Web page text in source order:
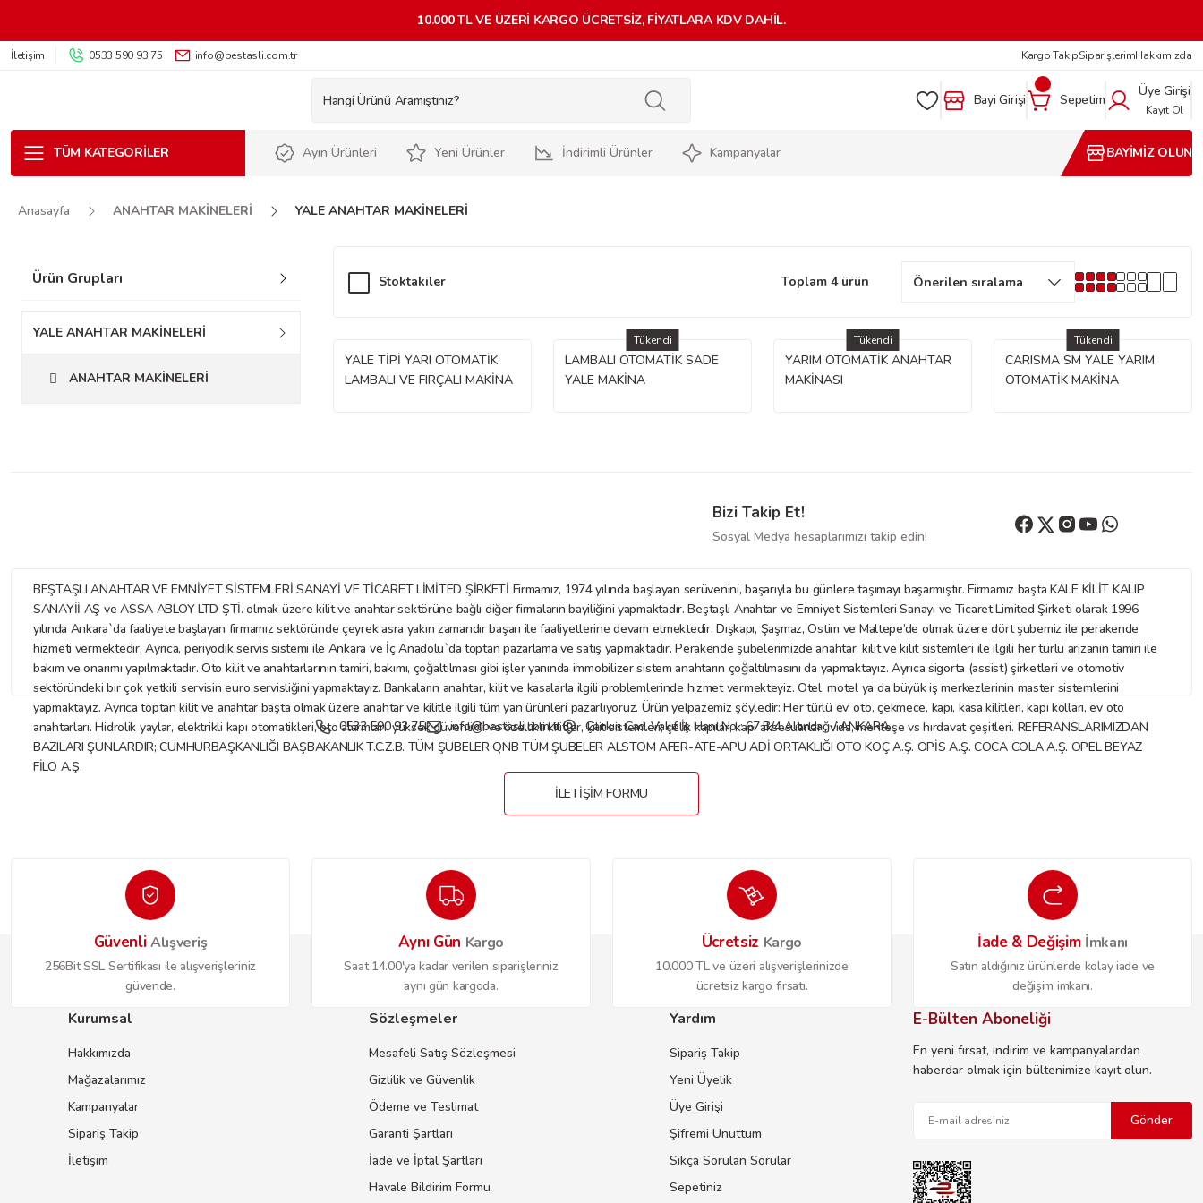
10.000 TL VE ÜZERİ KARGO ÜCRETSİZ, FİYATLARA KDV DAHİL.
İletişim 0533 590 93 75 info@bestasli.com.tr Kargo TakipSiparişlerimHakkımızda
Bayi Girişi Sepetim
Üye Girişi
Kayıt Ol
TÜM KATEGORILER Ayın Ürünleri Yeni Ürünler İndirimli Ürünler Kampanyalar BAYİMİZ OLUN
Anasayfa ANAHTAR MAKİNELERİ YALE ANAHTAR MAKİNELERİ
Ürün Grupları
YALE ANAHTAR MAKİNELERİ
ANAHTAR MAKİNELERİ
Stoktakiler Toplam 4 ürün
YALE TİPİ YARI OTOMATİK
LAMBALI VE FIRÇALI MAKİNA
Tükendi
LAMBALI OTOMATİK SADE
YALE MAKİNA
Tükendi
YARIM OTOMATİK ANAHTAR
MAKİNASI
Tükendi
CARISMA SM YALE YARIM
OTOMATİK MAKİNA
Bizi Takip Et!
Sosyal Medya hesaplarımızı takip edin!
BEŞTAŞLI ANAHTAR VE EMNİYET SİSTEMLERİ SANAYİ VE TİCARET LİMİTED ŞİRKETİ Firmamız, 1974 yılında başlayan serüvenini, başarıyla bu günlere taşımayı başarmıştır. Firmamız başta KALE KİLİT KALIP
SANAYİİ AŞ ve ASSA ABLOY LTD ŞTİ. olmak üzere kilit ve anahtar sektörüne bağlı diğer firmaların bayiliğini yapmaktadır. Beştaşlı Anahtar ve Emniyet Sistemleri Sanayi ve Ticaret Limited Şirketi olarak 1996
yılında Ankara`da faaliyete başlayan firmamız sektöründe çeyrek asra yakın zamandır başarı ile faaliyetlerine devam etmektedir. Dışkapı, Şaşmaz, Ostim ve Maltepe’de olmak üzere dört şubemiz ile perakende
hizmeti vermektedir. Ayrıca, periyodik servis sistemi ile Ankara ve İç Anadolu`da toptan pazarlama ve satış yapmaktadır. Perakende şubelerimizde anahtar, kilit ve kilit sistemleri ile ilgili her türlü arızanın tamiri ile
bakım ve onarımı yapılmaktadır. Oto kilit ve anahtarlarının tamiri, bakımı, çoğaltılması gibi işler yanında immobilizer sistem anahtarın çoğaltılmasını da yapmaktayız. Ayrıca sigorta (assist) şirketleri ve otomotiv
sektöründeki bir çok yetkili servisin euro servisliğini yapmaktayız. Bankaların anahtar, kilit ve kasalarla ilgili problemlerinde hizmet vermekteyiz. Otel, motel ya da büyük iş merkezlerinin master sistemlerini
yapmaktayız. Ayrıca toptan kilit ve anahtar başta olmak üzere anahtar ve kilitle ilgili tüm yan ürünleri pazarlıyoruz. Ürün yelpazemiz şöyledir: Her türlü ev, oto, çekmece, kapı, kasa kilitleri, kapı kolları, ev oto
anahtarları. Hidrolik yaylar, elektrikli kapı otomatikleri, oto alarmları, yüksek güvenlikli ve özellikli kilitler, kilit sistemleri; çelik kapılar, kapı aksesuarları, vida, menteşe vs hırdavat çeşitleri. REFERANSLARIMIZDAN
BAZILARI ŞUNLARDIR; CUMHURBAŞKANLIĞI BAŞBAKANLIK T.C.Z.B. TÜM ŞUBELER QNB TÜM ŞUBELER ALSTOM AFER-ATE-APU ADİ ORTAKLIĞI OTO KOÇ A.Ş. OPİS A.Ş. COCA COLA A.Ş. OPEL BEYAZ
FİLO A.Ş.
0533 590 93 75 info@bestasli.com.tr Çankırı Cad. Vakıf İş Hanı No : 67 B/4 Altındağ / ANKARA
İLETİŞİM FORMU
GüvenliAlışveriş
256Bit SSL Sertifikası ile alışverişleriniz
güvende.
Aynı Gün Kargo
Saat 14.00'ya kadar verilen siparişleriniz
aynı gün kargoda.
Ücretsiz Kargo
10.000 TL ve üzeri alışverişlerinizde
ücretsiz kargo fırsatı.
İade & Değişim İmkanı
Satın aldığınız ürünlerde kolay iade ve
değişim imkanı.
Kurumsal
Hakkımızda
Mağazalarımız
Kampanyalar
Sipariş Takip
İletişim
Sözleşmeler
Mesafeli Satış Sözleşmesi
Gizlilik ve Güvenlik
Ödeme ve Teslimat
Garanti Şartları
İade ve İptal Şartları
Havale Bildirim Formu
Yardım
Sipariş Takip
Yeni Üyelik
Üye Girişi
Şifremi Unuttum
Sıkça Sorulan Sorular
Sepetiniz
E-Bülten Aboneliği
En yeni fırsat, indirim ve kampanyalardan
haberdar olmak için bültenimize kayıt olun.
Gönder